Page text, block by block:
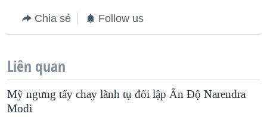
Chia sẻ Follow us
Liên quan
Mỹ ngưng tẩy chay lãnh tụ đối lập Ấn Độ Narendra
Modi